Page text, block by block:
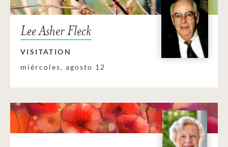
Lee Asher Fleck
VISITATION
miércoles, agosto 12